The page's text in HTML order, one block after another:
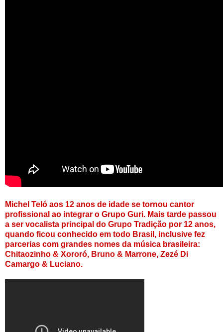
Michel Teló aos 12 anos de idade se tornou cantor
profissional ao integrar o Grupo Guri. Mais tarde passou
a ser vocalista principal do Grupo Tradição por 12 anos,
quando ficou conhecido em todo Brasil, inclusive fez
parcerias com grandes nomes da música brasileira:
Chitaozinho & Xororó, Bruno & Marrone, Zezé Di
Camargo & Luciano.